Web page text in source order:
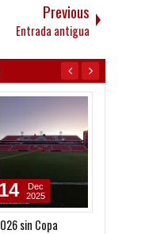
Previous
Entrada antigua
sin Copa
14
Dec
2025